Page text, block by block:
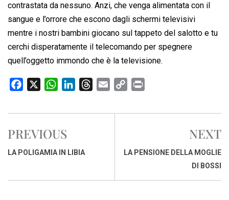
contrastata da nessuno. Anzi, che venga alimentata con il
sangue e l’orrore che escono dagli schermi televisivi
mentre i nostri bambini giocano sul tappeto del salotto e tu
cerchi disperatamente il telecomando per spegnere
quell’oggetto immondo che è la televisione.
c
b
o
W
a
s
A
n
d
r
a
p
i
i
PREVIOUS
LA POLIGAMIA IN LIBIA
NEXT
LA PENSIONE DELLA MOGLIE
DI BOSSI